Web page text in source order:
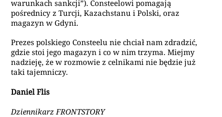
warunkach sankcji”). Consteelowi pomagają
pośrednicy z Turcji, Kazachstanu i Polski, oraz
magazyn w Gdyni.
Prezes polskiego Consteelu nie chciał nam zdradzić,
gdzie stoi jego magazyn i co w nim trzyma. Miejmy
nadzieję, że w rozmowie z celnikami nie będzie już
taki tajemniczy.
Daniel Flis
Dziennikarz FRONTSTORY